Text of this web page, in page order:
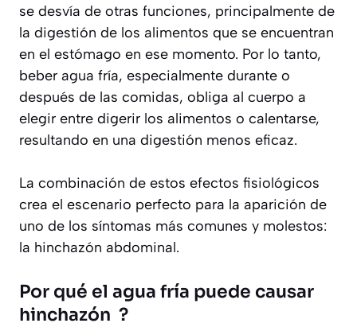
se desvía de otras funciones, principalmente de
la digestión de los alimentos que se encuentran
en el estómago en ese momento. Por lo tanto,
beber agua fría, especialmente durante o
después de las comidas, obliga al cuerpo a
elegir entre digerir los alimentos o calentarse,
resultando en una digestión menos eficaz.
La combinación de estos efectos fisiológicos
crea el escenario perfecto para la aparición de
uno de los síntomas más comunes y molestos:
la hinchazón abdominal.
Por qué el agua fría puede causar
hinchazón ?